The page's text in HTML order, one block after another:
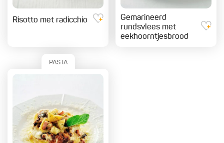
Risotto met radicchio
Gemarineerd
rundsvlees met
eekhoorntjesbrood
PASTA